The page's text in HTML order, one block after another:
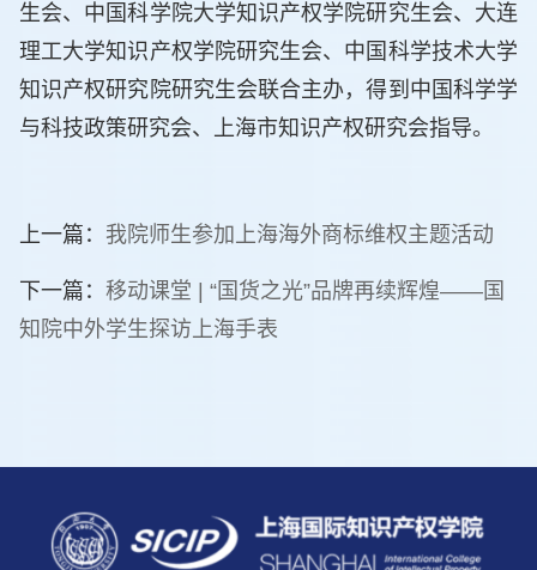
生会、中国科学院大学知识产权学院研究生会、大连
理工大学知识产权学院研究生会、中国科学技术大学
知识产权研究院研究生会联合主办，得到中国科学学
与科技政策研究会、上海市知识产权研究会指导。
上一篇： 我院师生参加上海海外商标维权主题活动
下一篇： 移动课堂 | “国货之光”品牌再续辉煌——国
知院中外学生探访上海手表